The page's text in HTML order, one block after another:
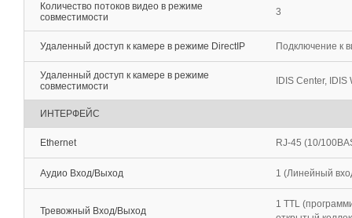
Количество потоков видео в режиме
совместимости
3
Удаленный доступ к камере в режиме DirectIP Подключение к
Удаленный доступ к камере в режиме
совместимости
IDIS Center,
ИНТЕРФЕЙС
Ethernet RJ-45 (10/
Аудио Вход/Выход 1 (Линейный
Тревожный Вход/Выход
1 TTL